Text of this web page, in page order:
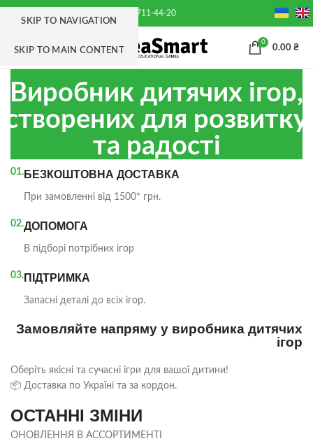
SKIP TO NAVIGATION
SKIP TO MAIN CONTENT
+38(063) 711-44-20
МЕНЮ
0
0.00 ₴
Виробник дитячих ігор,
створених для розвитку
та радості
01. БЕЗКОШТОВНА ДОСТАВКА
При замовленні від 1500* грн.
02.ДОПОМОГА
В підборі потрібних ігор
03. ПІДТРИМКА
Запасні деталі до всіх ігор.
Замовляйте напряму у виробника дитячих
ігор
Оберіть якісні та сучасні ігри для вашої дитини!
📦 Доставка по Україні та за кордон.
ОСТАННІ ЗМІНИ
ОНОВЛЕННЯ В АССОРТИМЕНТІ